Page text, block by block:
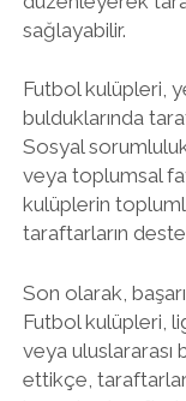
sağlayabilir.
Futbol kulüpleri,
bulduklarında
Sosyal
veya toplumsal
kulüplerin
taraftarların
Son olarak, başarı
Futbol kulüpleri,
veya uluslararası
ettikçe,